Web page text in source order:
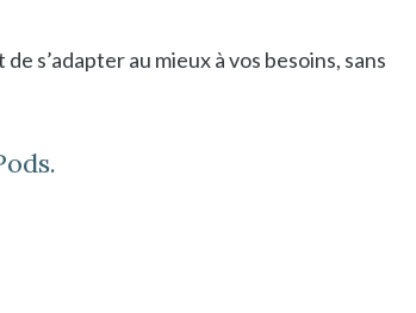
s’adapter au mieux à vos besoins, sans